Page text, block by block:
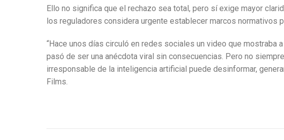
Ello no significa que el rechazo sea total, pero sí exige mayor
los reguladores considera urgente establecer marcos
“Hace unos días circuló en redes sociales un video que mostraba
pasó de ser una anécdota viral sin consecuencias. Pero no
irresponsable de la inteligencia artificial puede desinformar,
Films.